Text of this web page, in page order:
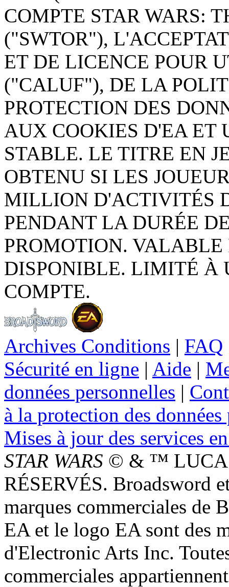
COMPTE STAR WARS:
("SWTOR"),
ET DE LICENCE POUR
("CALUF"), DE LA
PROTECTION DES
AUX COOKIES D'EA ET
STABLE. LE TITRE EN
OBTENU SI LES
MILLION D'ACTIVITÉS
PENDANT LA DURÉE
PROMOTION. VALABLE
DISPONIBLE. LIMITÉ À
COMPTE.
Archives Conditions | FAQ
Sécurité en ligne | Aide |
données personnelles |
à la protection des
Mises à jour des services
STAR WARS © & ™
RÉSERVÉS. Broadsword
marques commerciales de
EA et le logo EA sont des
d'Electronic Arts Inc.
commerciales